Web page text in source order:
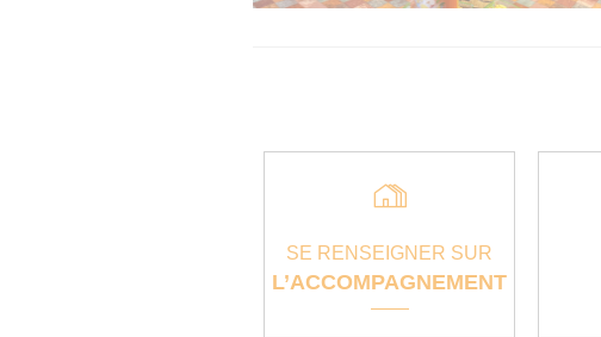
SE RENSEIGNER SUR
L’ACCOMPAGNEMENT